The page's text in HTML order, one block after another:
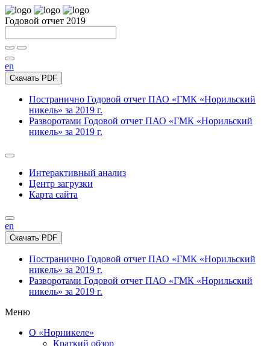
Годовой отчет 2019
en
Скачать PDF
Постранично Годовой отчет ПАО «ГМК «Норильский
никель» за 2019 г.
Разворотами Годовой отчет ПАО «ГМК «Норильский
никель» за 2019 г.
Интерактивный анализ
Центр загрузки
Карта сайта
en
Скачать PDF
Постранично Годовой отчет ПАО «ГМК «Норильский
никель» за 2019 г.
Разворотами Годовой отчет ПАО «ГМК «Норильский
никель» за 2019 г.
Меню
О «Норникеле»
Краткий обзор